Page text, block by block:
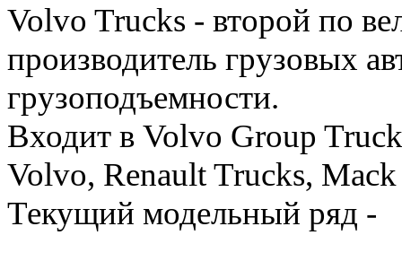
Volvo Trucks - второй по
производитель грузовых
грузоподъемности.
Входит в Volvo Group
Volvo, Renault Trucks,
Текущий модельный ряд -